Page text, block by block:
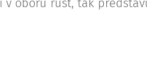
v oboru růst, tak